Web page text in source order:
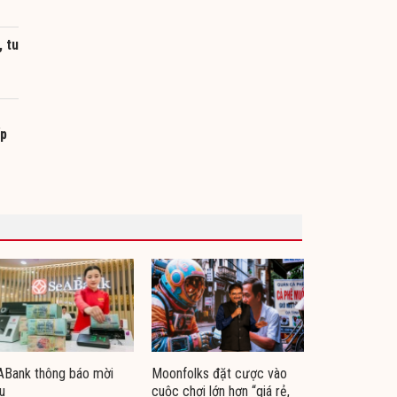
tu
thông báo mời
Moonfolks đặt cược vào
cuộc chơi lớn hơn “giá rẻ,